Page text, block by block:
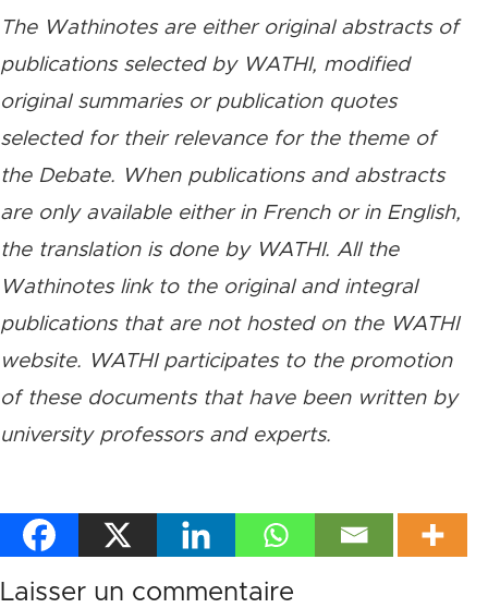
The Wathinotes are either original abstracts of
publications selected by WATHI, modified
original summaries or publication quotes
selected for their relevance for the theme of
the Debate. When publications and abstracts
are only available either in French or in English,
the translation is done by WATHI. All the
Wathinotes link to the original and integral
publications that are not hosted on the WATHI
website. WATHI participates to the promotion
of these documents that have been written by
university professors and experts.
Laisser un commentaire